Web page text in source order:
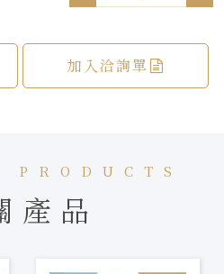
加入洽詢單
PRODUCTS
產品